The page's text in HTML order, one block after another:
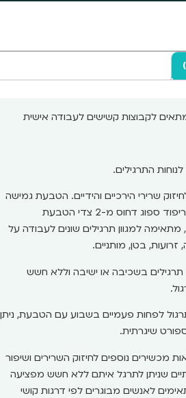
לקבוצות קשישים לעבודה אישית
התרגילים.
שרירי הירכיים והידיים. הטבעת גמישה
לתרגילי פילאטיס. הידיות עם ריפוד ספוג דחוס מ-2 צדי הטבעת
למגוון תרגילים שונים לעבודה על
זרועות, בטן, מותניים.
תרגילים בשכיבה או ישיבה וללא חשש
לפחות פעמיים בשבוע עם הטבעת, ניתן
שיגרתית.
מכשירים נוספים לחיזוק השרירים ושיפור
שניתן לתרגל איתם ללא חשש מפציעה
לאנשים מבוגרים לפי דרגות קושי